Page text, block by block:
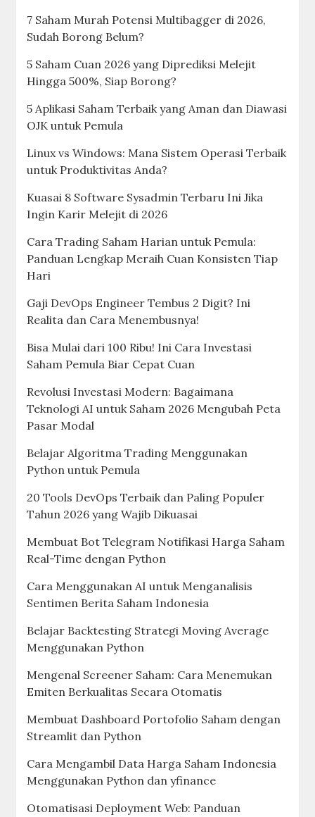
7 Saham Murah Potensi Multibagger di 2026,
Sudah Borong Belum?
5 Saham Cuan 2026 yang Diprediksi Melejit
Hingga 500%, Siap Borong?
5 Aplikasi Saham Terbaik yang Aman dan Diawasi
OJK untuk Pemula
Linux vs Windows: Mana Sistem Operasi Terbaik
untuk Produktivitas Anda?
Kuasai 8 Software Sysadmin Terbaru Ini Jika
Ingin Karir Melejit di 2026
Cara Trading Saham Harian untuk Pemula:
Panduan Lengkap Meraih Cuan Konsisten Tiap
Hari
Gaji DevOps Engineer Tembus 2 Digit? Ini
Realita dan Cara Menembusnya!
Bisa Mulai dari 100 Ribu! Ini Cara Investasi
Saham Pemula Biar Cepat Cuan
Revolusi Investasi Modern: Bagaimana
Teknologi AI untuk Saham 2026 Mengubah Peta
Pasar Modal
Belajar Algoritma Trading Menggunakan
Python untuk Pemula
20 Tools DevOps Terbaik dan Paling Populer
Tahun 2026 yang Wajib Dikuasai
Membuat Bot Telegram Notifikasi Harga Saham
Real-Time dengan Python
Cara Menggunakan AI untuk Menganalisis
Sentimen Berita Saham Indonesia
Belajar Backtesting Strategi Moving Average
Menggunakan Python
Mengenal Screener Saham: Cara Menemukan
Emiten Berkualitas Secara Otomatis
Membuat Dashboard Portofolio Saham dengan
Streamlit dan Python
Cara Mengambil Data Harga Saham Indonesia
Menggunakan Python dan yfinance
Otomatisasi Deployment Web: Panduan